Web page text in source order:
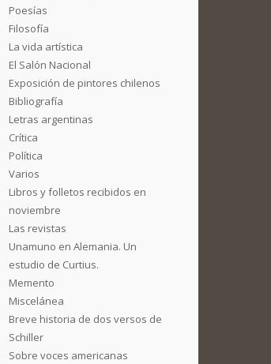
Poesías
Filosofía
La vida artística
El Salón Nacional
Exposición de pintores chilenos
Bibliografía
Letras argentinas
Crítica
Política
Varios
Libros y folletos recibidos en
noviembre
Las revistas
Unamuno en Alemania. Un
estudio de Curtius.
Memento
Miscelánea
Breve historia de dos versos de
Schiller
Sobre voces americanas